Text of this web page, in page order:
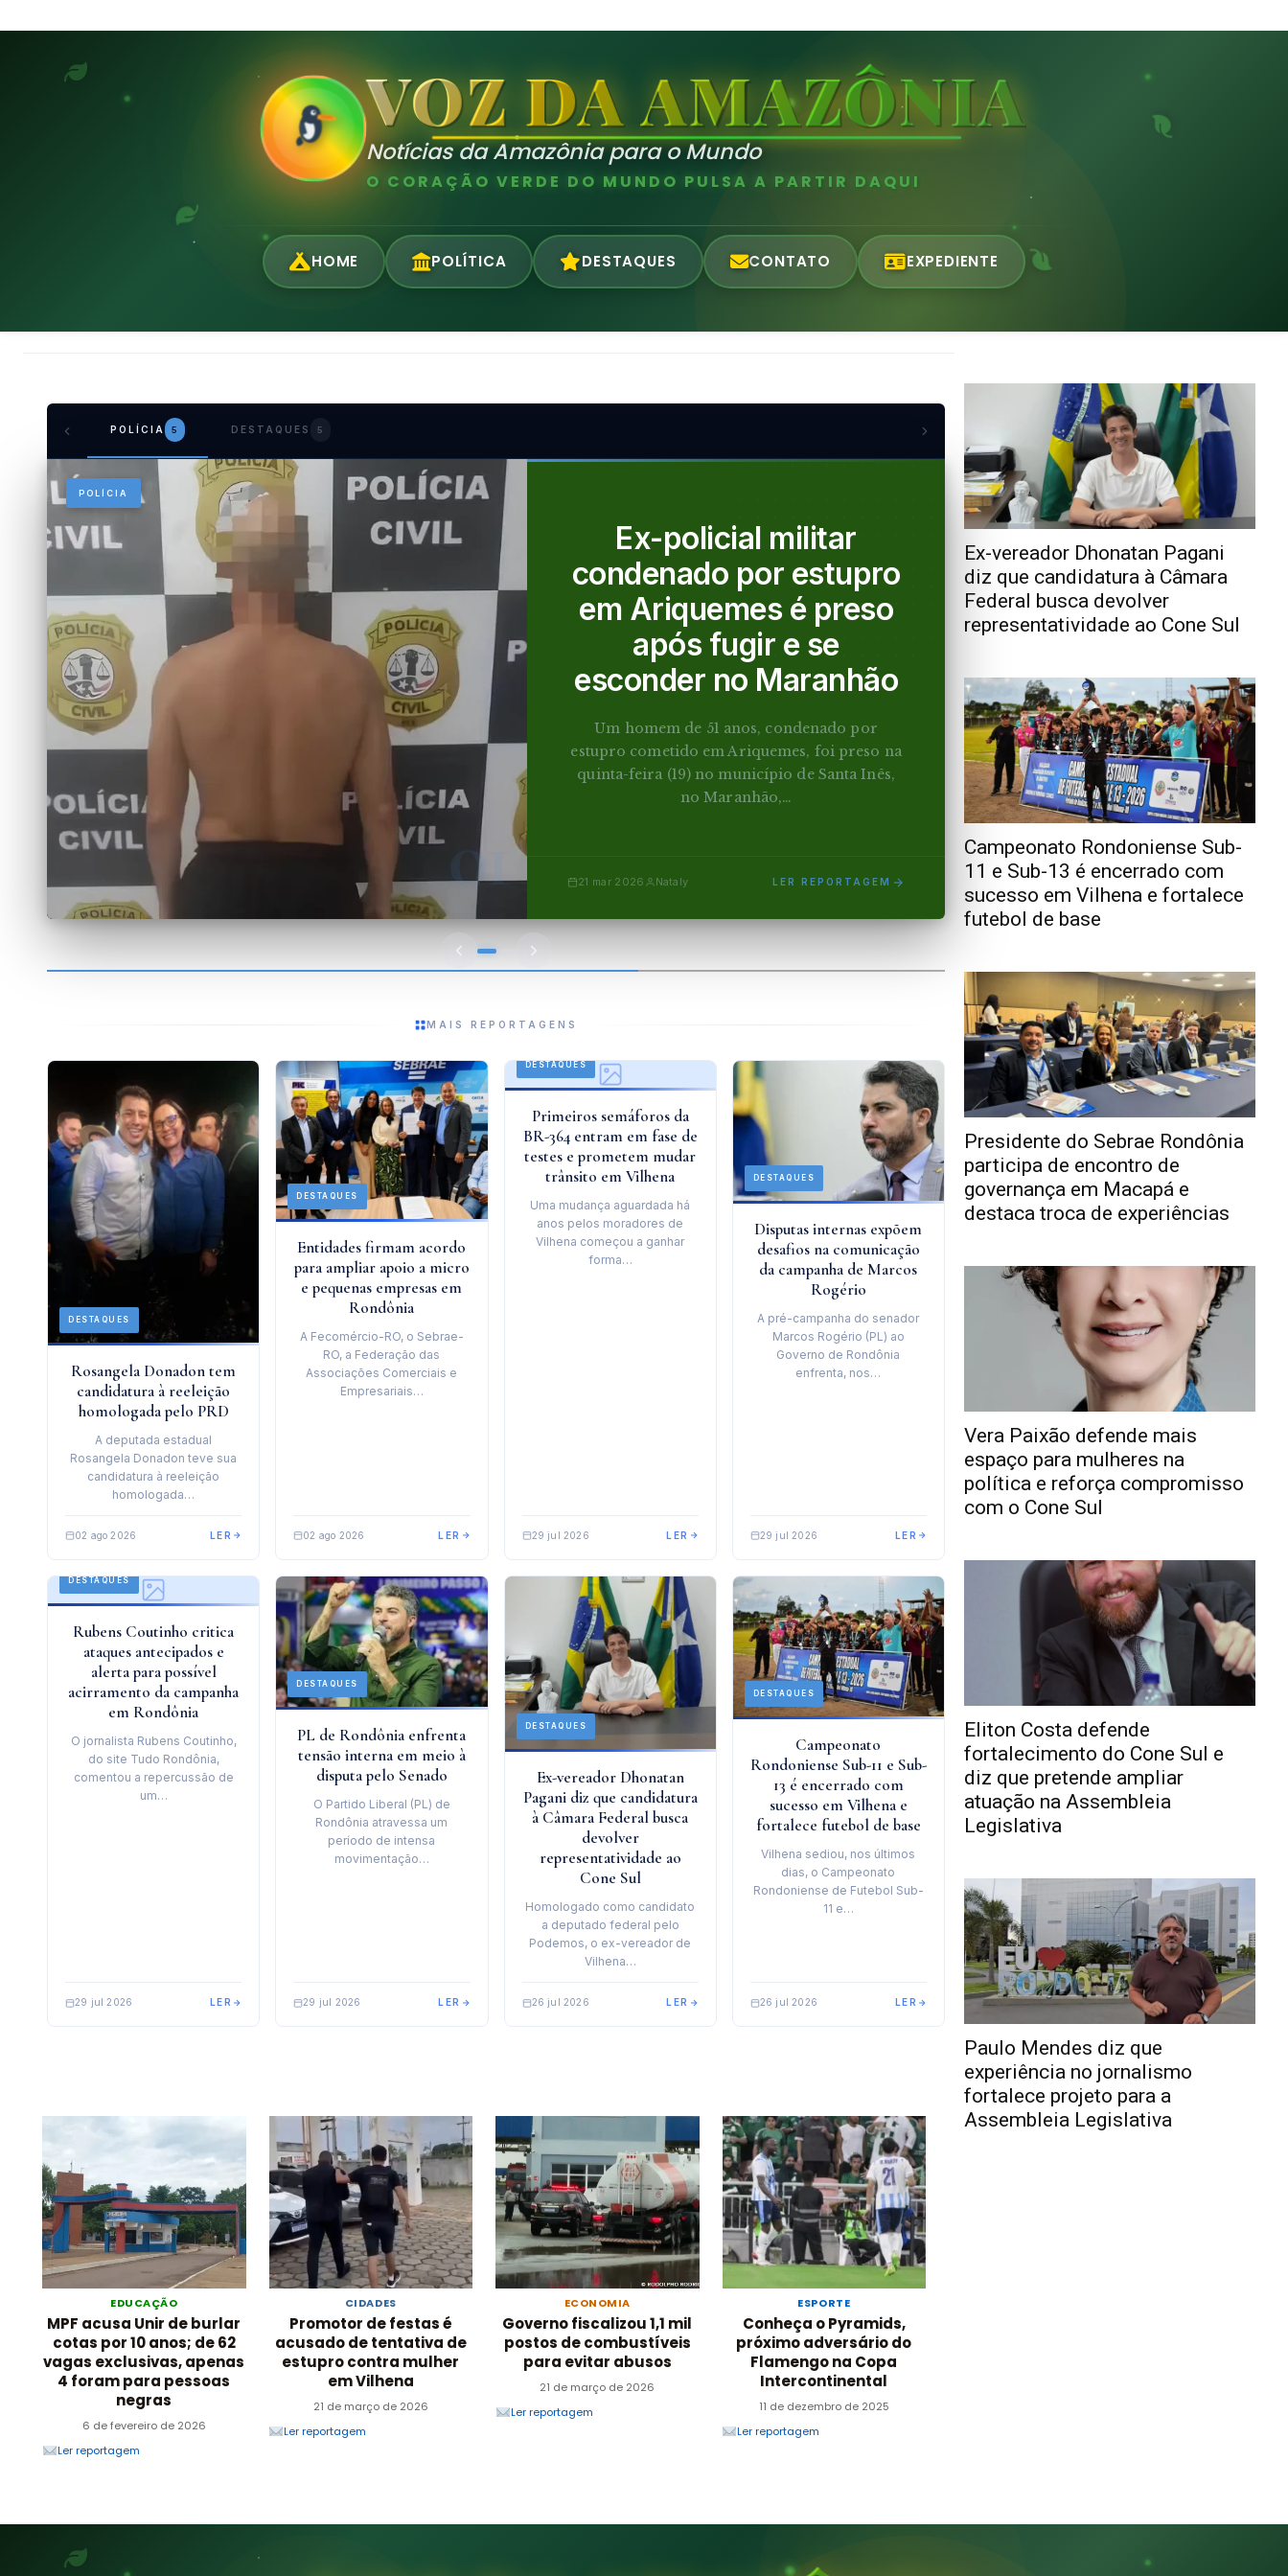
VOZ DA AMAZÔNIA
Notícias da Amazônia para o Mundo
O CORAÇÃO VERDE DO MUNDO PULSA A PARTIR DAQUI
HOME POLÍTICA DESTAQUES CONTATO EXPEDIENTE
POLÍCIA 5 DESTAQUES 5
POLÍCIA
01
Ex-policial militar
condenado por estupro
em Ariquemes é preso
após fugir e se
esconder no Maranhão
Um homem de 51 anos, condenado por
estupro cometido em Ariquemes, foi preso na
quinta-feira (19) no município de Santa Inês,
no Maranhão,…
21 mar 2026 Nataly LER REPORTAGEM
MAIS REPORTAGENS
DESTAQUES
Rosangela Donadon tem
candidatura à reeleição
homologada pelo PRD
A deputada estadual
Rosangela Donadon teve sua
candidatura à reeleição
homologada…
02 ago 2026 LER
DESTAQUES
Entidades firmam acordo
para ampliar apoio a micro
e pequenas empresas em
Rondônia
A Fecomércio-RO, o Sebrae-
RO, a Federação das
Associações Comerciais e
Empresariais…
02 ago 2026 LER
DESTAQUES
Primeiros semáforos da
BR-364 entram em fase de
testes e prometem mudar
trânsito em Vilhena
Uma mudança aguardada há
anos pelos moradores de
Vilhena começou a ganhar
forma…
29 jul 2026 LER
DESTAQUES
Disputas internas expõem
desafios na comunicação
da campanha de Marcos
Rogério
A pré-campanha do senador
Marcos Rogério (PL) ao
Governo de Rondônia
enfrenta, nos…
29 jul 2026 LER
DESTAQUES
Rubens Coutinho critica
ataques antecipados e
alerta para possível
acirramento da campanha
em Rondônia
O jornalista Rubens Coutinho,
do site Tudo Rondônia,
comentou a repercussão de
um…
29 jul 2026 LER
DESTAQUES
PL de Rondônia enfrenta
tensão interna em meio à
disputa pelo Senado
O Partido Liberal (PL) de
Rondônia atravessa um
período de intensa
movimentação…
29 jul 2026 LER
DESTAQUES
Ex-vereador Dhonatan
Pagani diz que candidatura
à Câmara Federal busca
devolver
representatividade ao
Cone Sul
Homologado como candidato
a deputado federal pelo
Podemos, o ex-vereador de
Vilhena…
26 jul 2026 LER
DESTAQUES
Campeonato
Rondoniense Sub-11 e Sub-
13 é encerrado com
sucesso em Vilhena e
fortalece futebol de base
Vilhena sediou, nos últimos
dias, o Campeonato
Rondoniense de Futebol Sub-
11 e…
26 jul 2026 LER
EDUCAÇÃO
MPF acusa Unir de burlar
cotas por 10 anos; de 62
vagas exclusivas, apenas
4 foram para pessoas
negras
6 de fevereiro de 2026
Ler reportagem
CIDADES
Promotor de festas é
acusado de tentativa de
estupro contra mulher
em Vilhena
21 de março de 2026
Ler reportagem
ECONOMIA
Governo fiscalizou 1,1 mil
postos de combustíveis
para evitar abusos
21 de março de 2026
Ler reportagem
ESPORTE
Conheça o Pyramids,
próximo adversário do
Flamengo na Copa
Intercontinental
11 de dezembro de 2025
Ler reportagem
Ex-vereador Dhonatan Pagani
diz que candidatura à Câmara
Federal busca devolver
representatividade ao Cone Sul
Campeonato Rondoniense Sub-
11 e Sub-13 é encerrado com
sucesso em Vilhena e fortalece
futebol de base
Presidente do Sebrae Rondônia
participa de encontro de
governança em Macapá e
destaca troca de experiências
Vera Paixão defende mais
espaço para mulheres na
política e reforça compromisso
com o Cone Sul
Eliton Costa defende
fortalecimento do Cone Sul e
diz que pretende ampliar
atuação na Assembleia
Legislativa
Paulo Mendes diz que
experiência no jornalismo
fortalece projeto para a
Assembleia Legislativa